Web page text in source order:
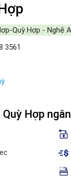
Quỳ Hợp - Nghệ
3561
Hợp